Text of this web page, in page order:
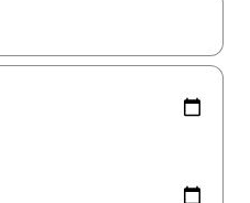
parcourez-les en utilisant